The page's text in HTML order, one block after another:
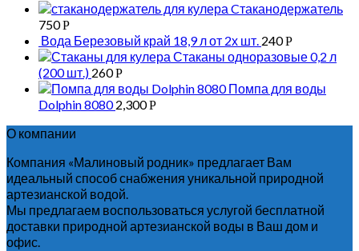
Cтаканодержатель
750Р
Вода Березовый край 18,9 л от 2х шт. 240Р
Стаканы одноразовые 0,2 л
(200 шт.) 260Р
Помпа для воды
Dolphin 8080 2,300Р
О компании
Компания «Малиновый родник» предлагает Вам
идеальный способ снабжения уникальной природной
артезианской водой.
Мы предлагаем воспользоваться услугой бесплатной
доставки природной артезианской воды в Ваш дом и
офис.